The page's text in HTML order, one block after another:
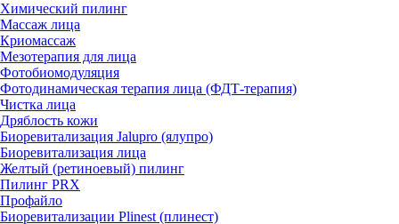
Химический пилинг
Массаж лица
Криомассаж
Мезотерапия для лица
Фотобиомодуляция
Фотодинамическая терапия лица (ФДТ-терапия)
Чистка лица
Дряблость кожи
Биоревитализация Jalupro (ялупро)
Биоревитализация лица
Желтый (ретиноевый) пилинг
Пилинг PRX
Профайло
Биоревитализации Plinest (плинест)